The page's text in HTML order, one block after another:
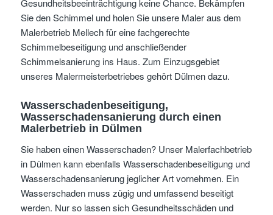
Sie den Schimmel und holen Sie unsere Maler aus dem
Malerbetrieb Mellech für eine fachgerechte
Schimmelbeseitigung und anschließender
Schimmelsanierung ins Haus. Zum Einzugsgebiet
unseres Malermeisterbetriebes gehört Dülmen dazu.
Wasserschadenbeseitigung,
Wasserschadensanierung durch einen
Malerbetrieb in Dülmen
Sie haben einen Wasserschaden? Unser Malerfachbetrieb
in Dülmen kann ebenfalls Wasserschadenbeseitigung und
Wasserschadensanierung jeglicher Art vornehmen. Ein
Wasserschaden muss zügig und umfassend beseitigt
werden. Nur so lassen sich Gesundheitsschäden und